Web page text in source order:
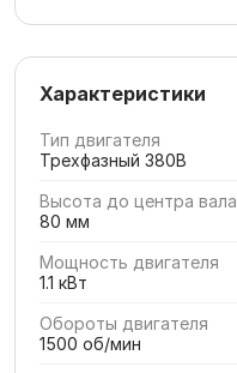
Характеристики
Тип двигателя
Трехфазный 380В
Высота до центра вала
80 мм
Мощность двигателя
1.1 кВт
Обороты двигателя
1500 об/мин